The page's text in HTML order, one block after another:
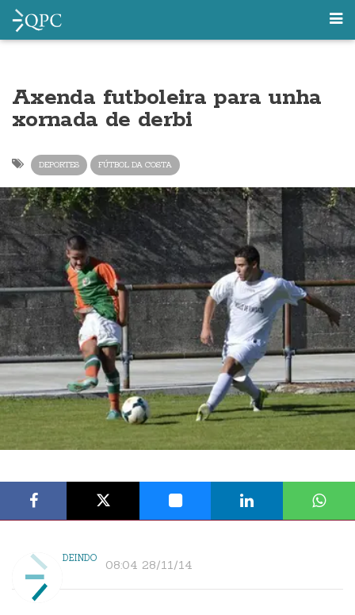
Axenda futboleira para unha
xornada de derbi
DEPORTES FÚTBOL DA COSTA
DEINDO 08:04 28/11/14